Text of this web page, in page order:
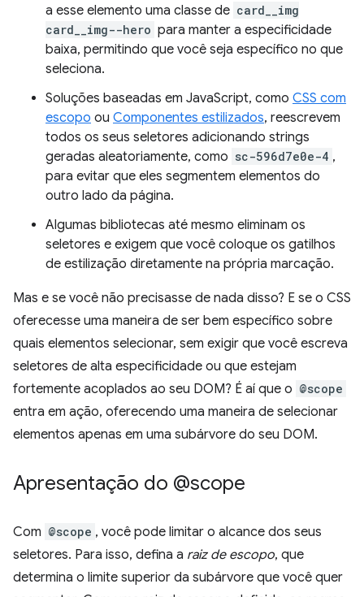
a esse elemento uma classe de card__img
card__img--hero para manter a especificidade
baixa, permitindo que você seja específico no que
seleciona.
Soluções baseadas em JavaScript, como CSS com
escopo ou Componentes estilizados, reescrevem
todos os seus seletores adicionando strings
geradas aleatoriamente, como sc-596d7e0e-4 ,
para evitar que eles segmentem elementos do
outro lado da página.
Algumas bibliotecas até mesmo eliminam os
seletores e exigem que você coloque os gatilhos
de estilização diretamente na própria marcação.
Mas e se você não precisasse de nada disso? E se o CSS
oferecesse uma maneira de ser bem específico sobre
quais elementos selecionar, sem exigir que você escreva
seletores de alta especificidade ou que estejam
fortemente acoplados ao seu DOM? É aí que o @scope
entra em ação, oferecendo uma maneira de selecionar
elementos apenas em uma subárvore do seu DOM.
Apresentação do @scope
Com @scope , você pode limitar o alcance dos seus
seletores. Para isso, defina a raiz de escopo, que
determina o limite superior da subárvore que você quer